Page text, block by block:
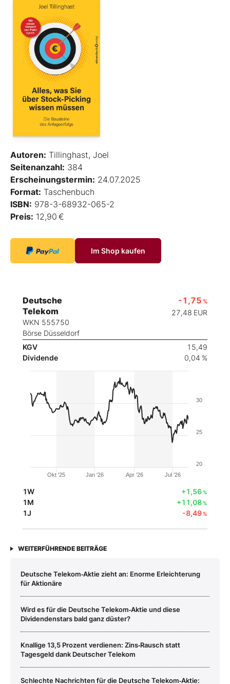
Autoren: Tillinghast, Joel
Seitenanzahl: 384
Erscheinungstermin: 24.07.2025
Format: Taschenbuch
ISBN: 978-3-68932-065-2
Preis: 12,90 €
Im Shop kaufen
Deutsche
Telekom
WKN 555750
Börse Düsseldorf
-1,75 %
27,48 EUR
KGV
15,49
Dividende
0,04 %
Okt '25 Jan '26 Apr '26 Jul '26
20
25
30
1W +1,56%
1M +11,08%
1J -8,49%
WEITERFÜHRENDE BEITRÄGE
Deutsche Telekom‑Aktie zieht an: Enorme Erleichterung
für Aktionäre
Wird es für die Deutsche Telekom‑Aktie und diese
Dividendenstars bald ganz düster?
Knallige 13,5 Prozent verdienen: Zins‑Rausch statt
Tagesgeld dank Deutscher Telekom
Schlechte Nachrichten für die Deutsche Telekom‑Aktie: